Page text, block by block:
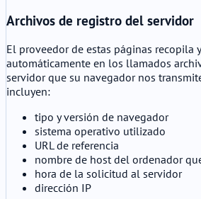
Archivos de registro del servidor
El proveedor de estas páginas recopila
automáticamente en los llamados
servidor que su navegador nos
incluyen:
tipo y versión de navegador
sistema operativo utilizado
URL de referencia
nombre de host del ordenador
hora de la solicitud al servidor
dirección IP